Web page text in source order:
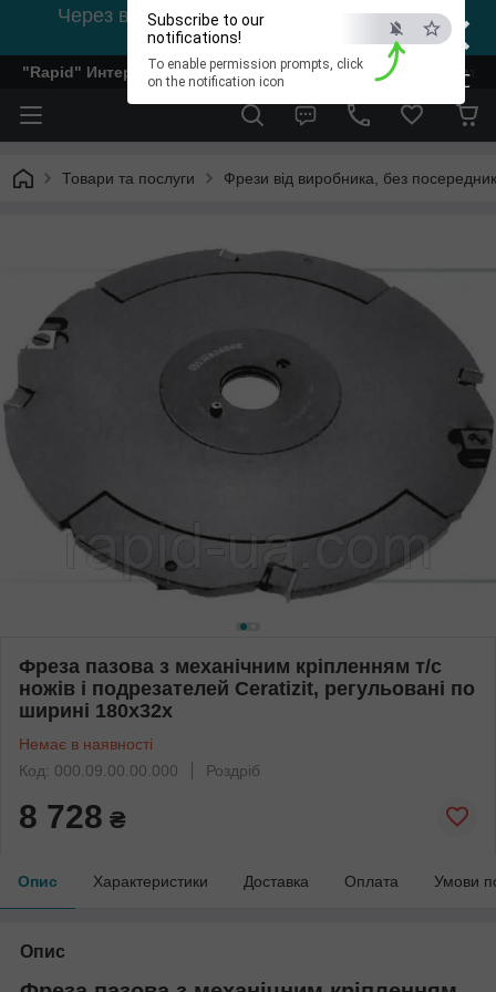
×
ESC
Subscribe to our
notifications!
To enable permission prompts, click
on the notification icon
Через відсутність світла, зв'язок на viber
0978002056
"Rapid" Интернет-магазин деревообрабатывающего
Товари та послуги Фрези від виробника, без
Фреза пазова з механічним кріпленням т/с
ножів і подрезателей Ceratizit, регульовані по
ширині 180х32х
Немає в наявності
Код: 000.09.00.00.000
Роздріб
8 728 ₴
Опис Характеристики Доставка Оплата Умови
Опис